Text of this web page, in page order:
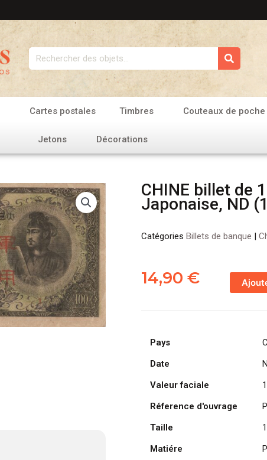
Rechercher
Cartes postales Timbres Couteaux de poche
Jetons Décorations
CHINE billet de
Japonaise, ND
Catégories Billets de banque |
14,90 €
de
CHINE
de
Pays
Date
Valeur faciale
Réference d'ouvrage
Taille
Matiére